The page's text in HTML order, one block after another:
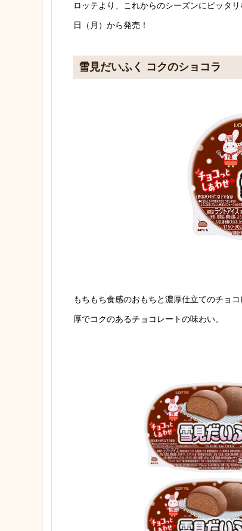
ロッテより、これからのシーズンにピッタ
日（月）から発売！
雪見だいふく コクのショコラ
もちもち食感のおもちと濃厚仕立てのチョ
厚でコクのあるチョコレートの味わい。